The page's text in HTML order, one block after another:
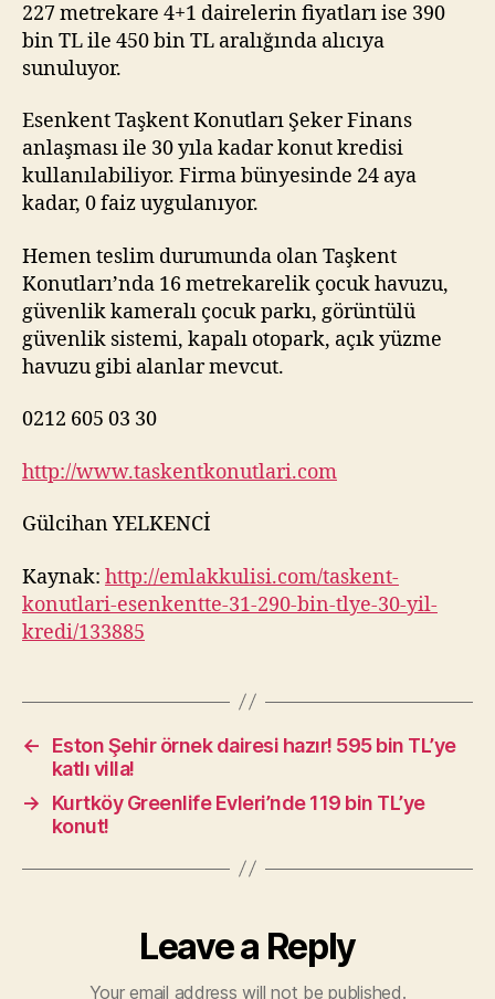
227 metrekare 4+1 dairelerin fiyatları ise 390
bin TL ile 450 bin TL aralığında alıcıya
sunuluyor.
Esenkent Taşkent Konutları Şeker Finans
anlaşması ile 30 yıla kadar konut kredisi
kullanılabiliyor. Firma bünyesinde 24 aya
kadar, 0 faiz uygulanıyor.
Hemen teslim durumunda olan Taşkent
Konutları’nda 16 metrekarelik çocuk havuzu,
güvenlik kameralı çocuk parkı, görüntülü
güvenlik sistemi, kapalı otopark, açık yüzme
havuzu gibi alanlar mevcut.
0212 605 03 30
http://www.taskentkonutlari.com
Gülcihan YELKENCİ
Kaynak: http://emlakkulisi.com/taskent-
konutlari-esenkentte-31-290-bin-tlye-30-yil-
kredi/133885
←
Eston Şehir örnek dairesi hazır! 595 bin TL’ye
katlı villa!
→
Kurtköy Greenlife Evleri’nde 119 bin TL’ye
konut!
Leave a Reply
Your email address will not be published.